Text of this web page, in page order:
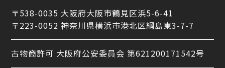
〒538-0035 大阪府大阪市鶴見区浜5-6-41
〒223-0052 神奈川県横浜市港北区綱島東3-7-7
古物商許可 大阪府公安委員会 第621200171542号